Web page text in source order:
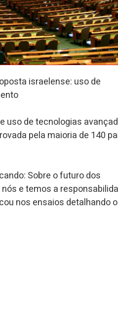
israelense: uso de
uso de tecnologias
pela maioria de 140
Sobre o futuro dos
e temos a
nos ensaios detalhando o